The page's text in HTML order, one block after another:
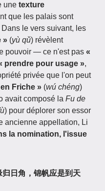
une texture
que les palais sont
le vers suivant, les
» (yù qǔ) révèlent
pouvoir — ce n'est pas «
prendre pour usage »,
privée que l'on peut
Friche » (wú chéng)
avait composé la Fu de
) pour déplorer son essor
ancienne appellation, Li
la nomination, l'issue
日角，锦帆应是到天